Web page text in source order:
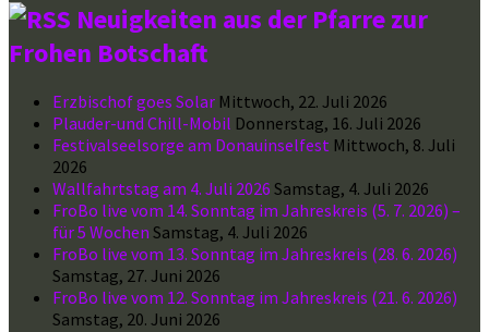
Neuigkeiten aus der Pfarre zur
Frohen Botschaft
Erzbischof goes Solar Mittwoch, 22. Juli 2026
Plauder-und Chill-Mobil Donnerstag, 16. Juli 2026
Festivalseelsorge am Donauinselfest Mittwoch, 8. Juli
2026
Wallfahrtstag am 4. Juli 2026 Samstag, 4. Juli 2026
FroBo live vom 14. Sonntag im Jahreskreis (5. 7. 2026) –
für 5 Wochen Samstag, 4. Juli 2026
FroBo live vom 13. Sonntag im Jahreskreis (28. 6. 2026)
Samstag, 27. Juni 2026
FroBo live vom 12. Sonntag im Jahreskreis (21. 6. 2026)
Samstag, 20. Juni 2026